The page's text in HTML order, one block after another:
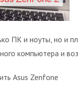
ПК и ноуты, но и
компьютера и
Asus Zenfone